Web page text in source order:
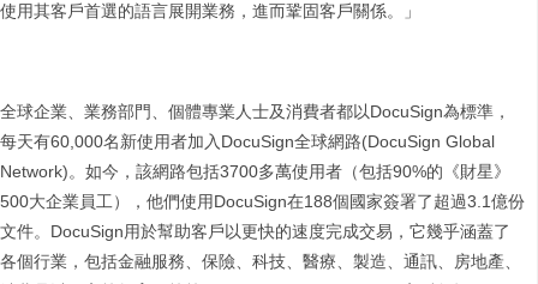
使用其客戶首選的語言展開業務，進而鞏固客戶關係。」
全球企業、業務部門、個體專業人士及消費者都以DocuSign為標準，
每天有60,000名新使用者加入DocuSign全球網路(DocuSign Global
Network)。如今，該網路包括3700多萬使用者（包括90%的《財星》
500大企業員工），他們使用DocuSign在188個國家簽署了超過3.1億份
文件。DocuSign用於幫助客戶以更快的速度完成交易，它幾乎涵蓋了
各個行業，包括金融服務、保險、科技、醫療、製造、通訊、房地產、